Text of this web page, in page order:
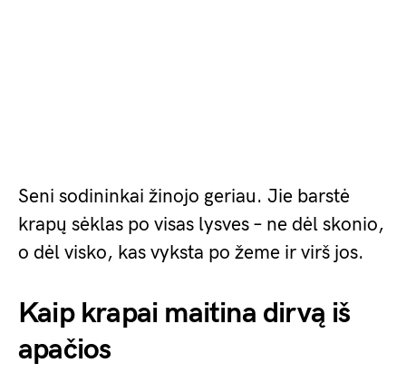
Seni sodininkai žinojo geriau. Jie barstė
krapų sėklas po visas lysves – ne dėl skonio,
o dėl visko, kas vyksta po žeme ir virš jos.
Kaip krapai maitina dirvą iš
apačios